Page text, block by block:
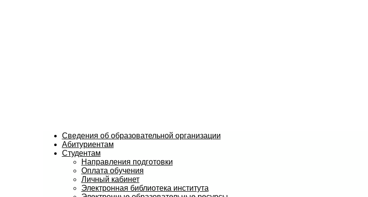
Сведения об образовательной организации
Абитуриентам
Студентам
Направления подготовки
Оплата обучения
Личный кабинет
Электронная библиотека института